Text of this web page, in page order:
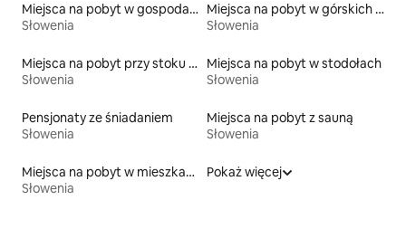
Miejsca na pobyt w gospodarstwach agroturystycznych
Słowenia
Miejsca na pobyt w górskich chatach
Słowenia
Miejsca na pobyt przy stoku narciarskim
Słowenia
Miejsca na pobyt w stodołach
Słowenia
Pensjonaty ze śniadaniem
Słowenia
Miejsca na pobyt z sauną
Słowenia
Miejsca na pobyt w mieszkaniach typu condo
Słowenia
Pokaż więcej